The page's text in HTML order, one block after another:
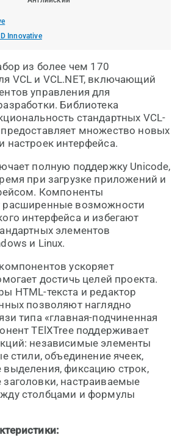
Innovative
из более чем 170
VCL и VCL.NET, включающий
управления для
Библиотека
стандартных VCL-
множество новых
настроек интерфейса.
полную поддержку Unicode,
при загрузке приложений и
Компоненты
расширенные возможности
интерфейса и избегают
элементов
и Linux.
ускоряет
достичь целей проекта.
HTML-текста и редактор
позволяют наглядно
типа «главная-подчиненная
TElXTree поддерживает
независимые элементы
стили, объединение ячеек,
выделения, фиксацию строк,
настраиваемые
столбцами и формулы